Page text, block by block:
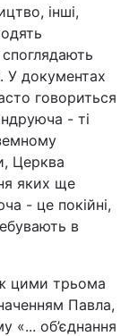
інші,
У документах
говориться
- ті
Церква
яких ще
- це покійні,
в
цими трьома
Павла,
«... об’єднання